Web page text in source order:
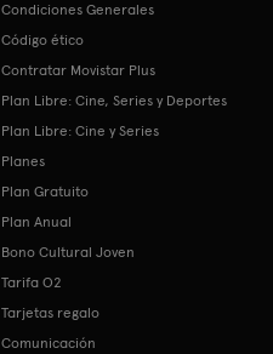
Condiciones Generales
Código ético
Contratar Movistar Plus
Plan Libre: Cine, Series y Deportes
Plan Libre: Cine y Series
Planes
Plan Gratuito
Plan Anual
Bono Cultural Joven
Tarifa O2
Tarjetas regalo
Comunicación